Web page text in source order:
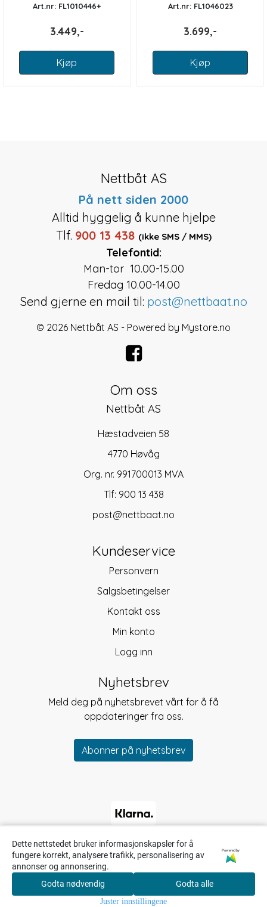
Art.nr: FL1010446+
3.449,-
Kjøp
Art.nr: FL1046023
3.699,-
Kjøp
Nettbåt AS
På nett siden 2000
Alltid hyggelig å kunne hjelpe
Tlf. 900 13 438 (ikke SMS / MMS)
Telefontid:
Man-tor 10.00-15.00
Fredag 10.00-14.00
Send gjerne en mail til: post@nettbaat.no
© 2026 Nettbåt AS - Powered by Mystore.no
Om oss
Nettbåt AS
Hæstadveien 58
4770 Høvåg
Org. nr. 991700013 MVA
Tlf: 900 13 438
post@nettbaat.no
Kundeservice
Personvern
Salgsbetingelser
Kontakt oss
Min konto
Logg inn
Nyhetsbrev
Meld deg på nyhetsbrevet vårt for å få
oppdateringer fra oss.
Abonner på nyhetsbrev
Dette nettstedet bruker informasjonskapsler for å
fungere korrekt, analysere trafikk, personalisering av
annonser og annonsering.
Powered by
Godta nødvendig Godta alle
Juster innstillingene